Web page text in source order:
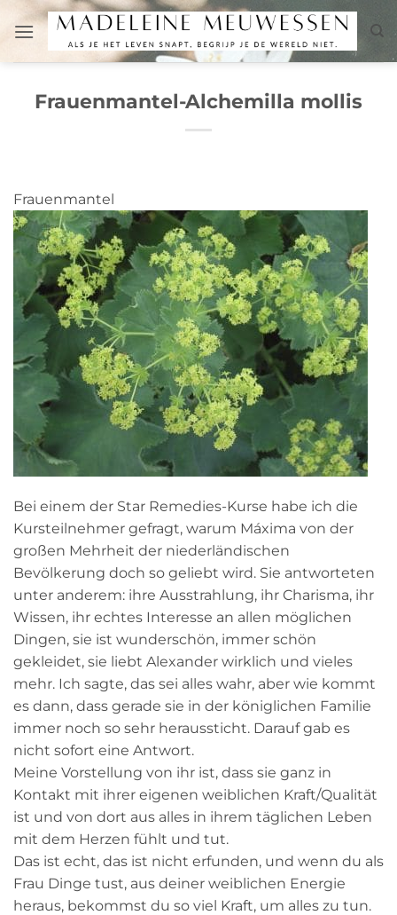
Inhalt
springen
Frauenmantel-Alchemilla mollis
Frauenmantel
Bei einem der Star Remedies-Kurse habe ich die
Kursteilnehmer gefragt, warum Máxima von der
großen Mehrheit der niederländischen
Bevölkerung doch so geliebt wird. Sie antworteten
unter anderem: ihre Ausstrahlung, ihr Charisma, ihr
Wissen, ihr echtes Interesse an allen möglichen
Dingen, sie ist wunderschön, immer schön
gekleidet, sie liebt Alexander wirklich und vieles
mehr. Ich sagte, das sei alles wahr, aber wie kommt
es dann, dass gerade sie in der königlichen Familie
immer noch so sehr heraussticht. Darauf gab es
nicht sofort eine Antwort.
Meine Vorstellung von ihr ist, dass sie ganz in
Kontakt mit ihrer eigenen weiblichen Kraft/Qualität
ist und von dort aus alles in ihrem täglichen Leben
mit dem Herzen fühlt und tut.
Das ist echt, das ist nicht erfunden, und wenn du als
Frau Dinge tust, aus deiner weiblichen Energie
heraus, bekommst du so viel Kraft, um alles zu tun.